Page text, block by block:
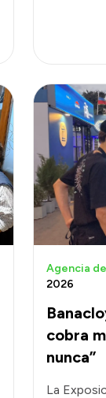
cobra
nunca”
Agencia
2026
La